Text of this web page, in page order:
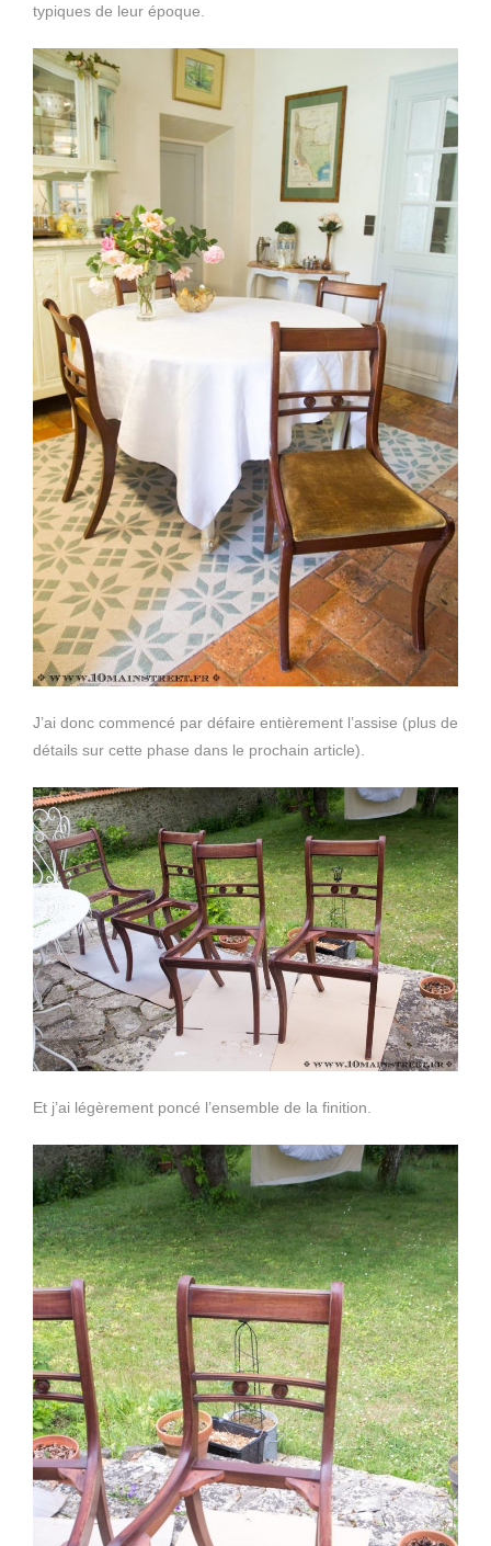
typiques de leur époque.
J’ai donc commencé par défaire entièrement l’assise (plus de
détails sur cette phase dans le prochain article).
Et j’ai légèrement poncé l’ensemble de la finition.